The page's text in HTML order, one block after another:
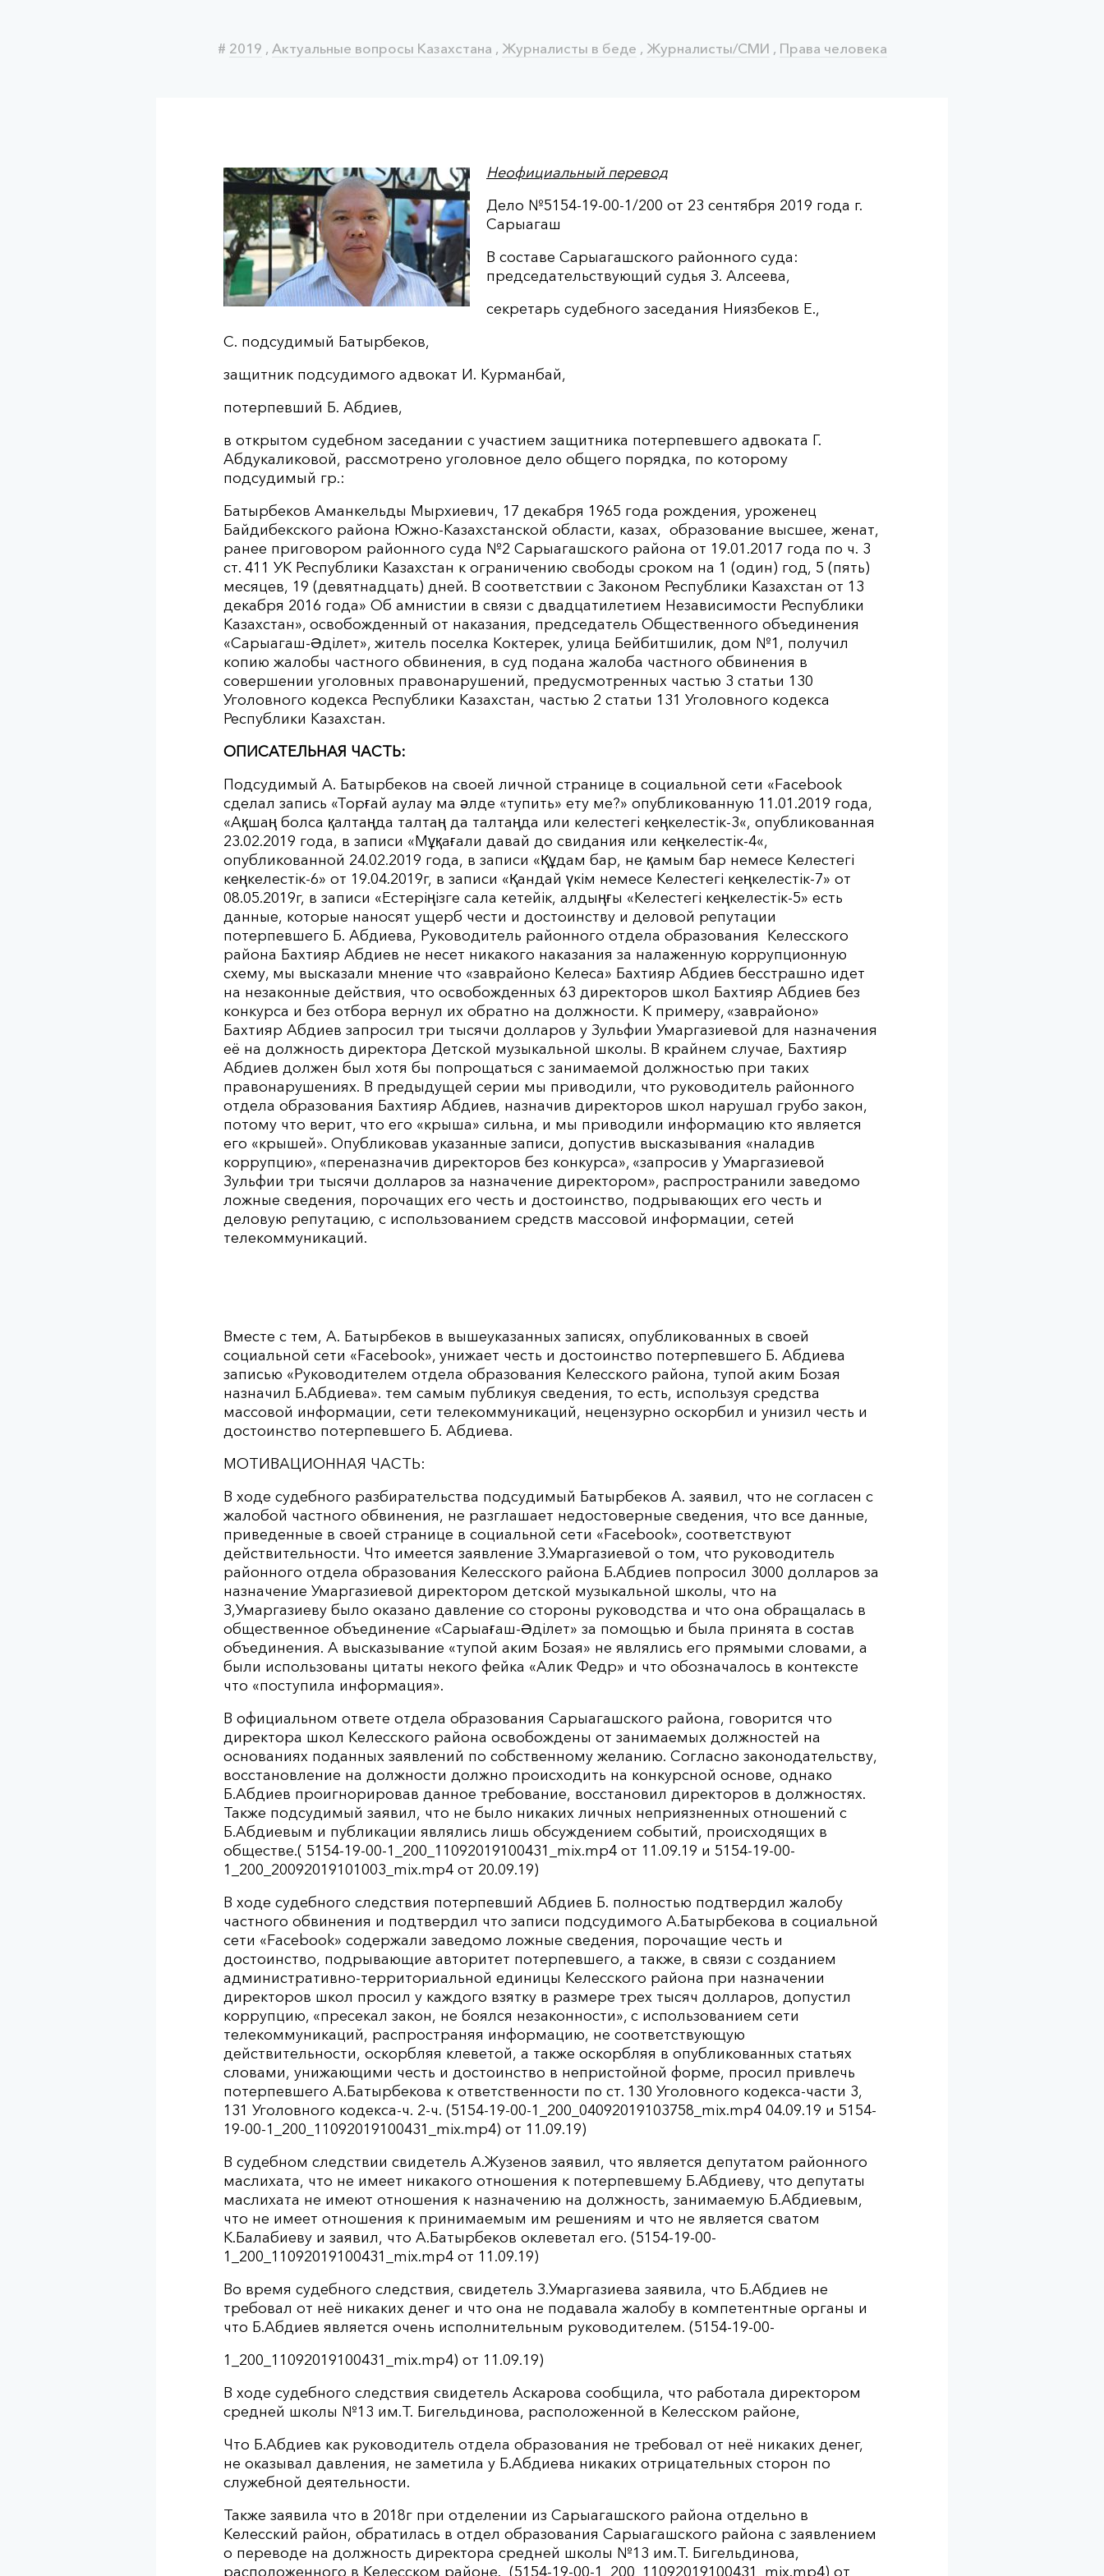
# 2019 , Актуальные вопросы Казахстана , Журналисты в беде , Журналисты/СМИ , Права человека
Неофициальный перевод
Дело №5154-19-00-1/200 от 23 сентября 2019 года г.
Сарыагаш
В составе Сарыагашского районного суда:
председательствующий судья З. Алсеева,
секретарь судебного заседания Ниязбеков Е.,
С. подсудимый Батырбеков,
защитник подсудимого адвокат И. Курманбай,
потерпевший Б. Абдиев,
в открытом судебном заседании с участием защитника потерпевшего адвоката Г.
Абдукаликовой, рассмотрено уголовное дело общего порядка, по которому
подсудимый гр.:
Батырбеков Аманкельды Мырхиевич, 17 декабря 1965 года рождения, уроженец
Байдибекского района Южно-Казахстанской области, казах, образование высшее, женат,
ранее приговором районного суда №2 Сарыагашского района от 19.01.2017 года по ч. 3
ст. 411 УК Республики Казахстан к ограничению свободы сроком на 1 (один) год, 5 (пять)
месяцев, 19 (девятнадцать) дней. В соответствии с Законом Республики Казахстан от 13
декабря 2016 года» Об амнистии в связи с двадцатилетием Независимости Республики
Казахстан», освобожденный от наказания, председатель Общественного объединения
«Сарыагаш-Әділет», житель поселка Коктерек, улица Бейбитшилик, дом №1, получил
копию жалобы частного обвинения, в суд подана жалоба частного обвинения в
совершении уголовных правонарушений, предусмотренных частью 3 статьи 130
Уголовного кодекса Республики Казахстан, частью 2 статьи 131 Уголовного кодекса
Республики Казахстан.
ОПИСАТЕЛЬНАЯ ЧАСТЬ:
Подсудимый А. Батырбеков на своей личной странице в социальной сети «Facebook
сделал запись «Торғай аулау ма әлде «тупить» ету ме?» опубликованную 11.01.2019 года,
«Ақшаң болса қалтаңда талтаң да талтаңда или келестегі кеңкелестік-3«, опубликованная
23.02.2019 года, в записи «Мұқағали давай до свидания или кеңкелестік-4«,
опубликованной 24.02.2019 года, в записи «Құдам бар, не қамым бар немесе Келестегі
кеңкелестік-6» от 19.04.2019г, в записи «Қандай үкім немесе Келестегі кеңкелестік-7» от
08.05.2019г, в записи «Естеріңізге сала кетейік, алдыңғы «Келестегі кеңкелестік-5» есть
данные, которые наносят ущерб чести и достоинству и деловой репутации
потерпевшего Б. Абдиева, Руководитель районного отдела образования Келесского
района Бахтияр Абдиев не несет никакого наказания за налаженную коррупционную
схему, мы высказали мнение что «заврайоно Келеса» Бахтияр Абдиев бесстрашно идет
на незаконные действия, что освобожденных 63 директоров школ Бахтияр Абдиев без
конкурса и без отбора вернул их обратно на должности. К примеру, «заврайоно»
Бахтияр Абдиев запросил три тысячи долларов у Зульфии Умаргазиевой для назначения
её на должность директора Детской музыкальной школы. В крайнем случае, Бахтияр
Абдиев должен был хотя бы попрощаться с занимаемой должностью при таких
правонарушениях. В предыдущей серии мы приводили, что руководитель районного
отдела образования Бахтияр Абдиев, назначив директоров школ нарушал грубо закон,
потому что верит, что его «крыша» сильна, и мы приводили информацию кто является
его «крышей». Опубликовав указанные записи, допустив высказывания «наладив
коррупцию», «переназначив директоров без конкурса», «запросив у Умаргазиевой
Зульфии три тысячи долларов за назначение директором», распространили заведомо
ложные сведения, порочащих его честь и достоинство, подрывающих его честь и
деловую репутацию, с использованием средств массовой информации, сетей
телекоммуникаций.
Вместе с тем, А. Батырбеков в вышеуказанных записях, опубликованных в своей
социальной сети «Facebook», унижает честь и достоинство потерпевшего Б. Абдиева
записью «Руководителем отдела образования Келесского района, тупой аким Бозая
назначил Б.Абдиева». тем самым публикуя сведения, то есть, используя средства
массовой информации, сети телекоммуникаций, нецензурно оскорбил и унизил честь и
достоинство потерпевшего Б. Абдиева.
МОТИВАЦИОННАЯ ЧАСТЬ:
В ходе судебного разбирательства подсудимый Батырбеков А. заявил, что не согласен с
жалобой частного обвинения, не разглашает недостоверные сведения, что все данные,
приведенные в своей странице в социальной сети «Facebook», соответствуют
действительности. Что имеется заявление З.Умаргазиевой о том, что руководитель
районного отдела образования Келесского района Б.Абдиев попросил 3000 долларов за
назначение Умаргазиевой директором детской музыкальной школы, что на
З,Умаргазиеву было оказано давление со стороны руководства и что она обращалась в
общественное объединение «Сарыағаш-Әділет» за помощью и была принята в состав
объединения. А высказывание «тупой аким Бозая» не являлись его прямыми словами, а
были использованы цитаты некого фейка «Алик Федр» и что обозначалось в контексте
что «поступила информация».
В официальном ответе отдела образования Сарыагашского района, говорится что
директора школ Келесского района освобождены от занимаемых должностей на
основаниях поданных заявлений по собственному желанию. Согласно законодательству,
восстановление на должности должно происходить на конкурсной основе, однако
Б.Абдиев проигнорировав данное требование, восстановил директоров в должностях.
Также подсудимый заявил, что не было никаких личных неприязненных отношений с
Б.Абдиевым и публикации являлись лишь обсуждением событий, происходящих в
обществе.( 5154-19-00-1_200_11092019100431_mix.mp4 от 11.09.19 и 5154-19-00-
1_200_20092019101003_mix.mp4 от 20.09.19)
В ходе судебного следствия потерпевший Абдиев Б. полностью подтвердил жалобу
частного обвинения и подтвердил что записи подсудимого А.Батырбекова в социальной
сети «Facebook» содержали заведомо ложные сведения, порочащие честь и
достоинство, подрывающие авторитет потерпевшего, а также, в связи с созданием
административно-территориальной единицы Келесского района при назначении
директоров школ просил у каждого взятку в размере трех тысяч долларов, допустил
коррупцию, «пресекал закон, не боялся незаконности», с использованием сети
телекоммуникаций, распространяя информацию, не соответствующую
действительности, оскорбляя клеветой, а также оскорбляя в опубликованных статьях
словами, унижающими честь и достоинство в непристойной форме, просил привлечь
потерпевшего А.Батырбекова к ответственности по ст. 130 Уголовного кодекса-части 3,
131 Уголовного кодекса-ч. 2-ч. (5154-19-00-1_200_04092019103758_mix.mp4 04.09.19 и 5154-
19-00-1_200_11092019100431_mix.mp4) от 11.09.19)
В судебном следствии свидетель А.Жузенов заявил, что является депутатом районного
маслихата, что не имеет никакого отношения к потерпевшему Б.Абдиеву, что депутаты
маслихата не имеют отношения к назначению на должность, занимаемую Б.Абдиевым,
что не имеет отношения к принимаемым им решениям и что не является сватом
К.Балабиеву и заявил, что А.Батырбеков оклеветал его. (5154-19-00-
1_200_11092019100431_mix.mp4 от 11.09.19)
Во время судебного следствия, свидетель З.Умаргазиева заявила, что Б.Абдиев не
требовал от неё никаких денег и что она не подавала жалобу в компетентные органы и
что Б.Абдиев является очень исполнительным руководителем. (5154-19-00-
1_200_11092019100431_mix.mp4) от 11.09.19)
В ходе судебного следствия свидетель Аскарова сообщила, что работала директором
средней школы №13 им.Т. Бигельдинова, расположенной в Келесском районе,
Что Б.Абдиев как руководитель отдела образования не требовал от неё никаких денег,
не оказывал давления, не заметила у Б.Абдиева никаких отрицательных сторон по
служебной деятельности.
Также заявила что в 2018г при отделении из Сарыагашского района отдельно в
Келесский район, обратилась в отдел образования Сарыагашского района с заявлением
о переводе на должность директора средней школы №13 им.Т. Бигельдинова,
расположенного в Келесском районе. (5154-19-00-1_200_11092019100431_mix.mp4) от